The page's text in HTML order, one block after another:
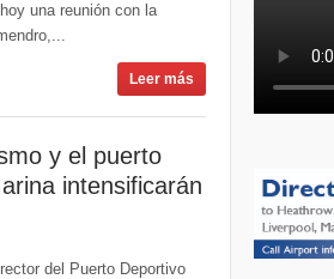
una reunión con la
Leer más
y el puerto
intensificarán
del Puerto Deportivo